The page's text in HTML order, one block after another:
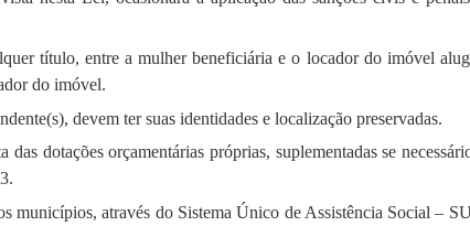
título, entre a mulher beneficiária e o locador do imóvel
do imóvel.
devem ter suas identidades e localização preservadas.
dotações orçamentárias próprias, suplementadas se
através do Sistema Único de Assistência Social –